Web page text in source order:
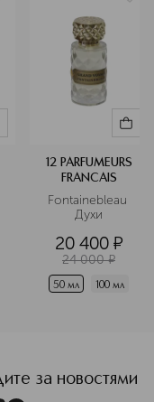
12 PARFUMEURS
FRANCAIS
Fontainebleau
Духи
20 400 ¤
24 000 ¤
50 мл 100 мл
за новостями